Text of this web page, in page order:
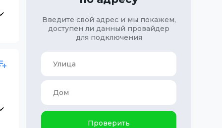
Введите свой адрес и мы покажем,
доступен ли данный провайдер
для подключения
Проверить